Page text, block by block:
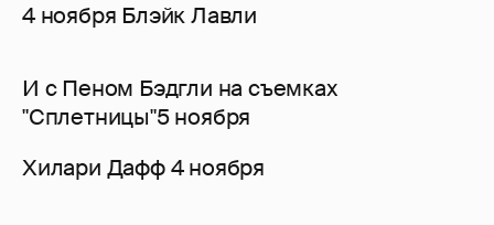
4 ноября Блэйк Лавли
И с Пеном Бэдгли на съемках
"Сплетницы"5 ноября
Хилари Дафф 4 ноября